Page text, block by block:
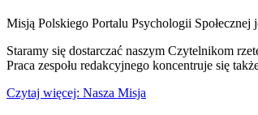
Misją Polskiego Portalu Psychologii
Staramy się dostarczać naszym Czytelnikom
Praca zespołu redakcyjnego koncentruje się
Czytaj więcej: Nasza Misja